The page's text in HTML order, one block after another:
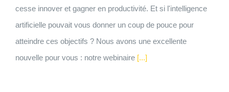
cesse innover et gagner en productivité. Et si l'intelligence
artificielle pouvait vous donner un coup de pouce pour
atteindre ces objectifs ? Nous avons une excellente
nouvelle pour vous : notre webinaire[...]